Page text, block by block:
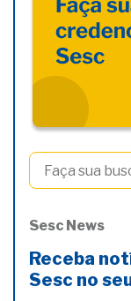
Sesc News
Receba
Sesc no